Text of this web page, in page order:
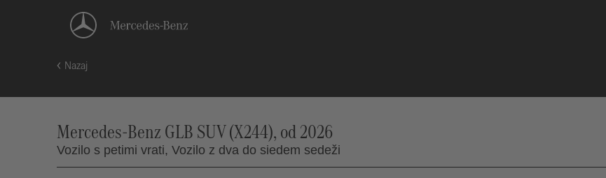
Nazaj
Mercedes-Benz GLB SUV (X244), od 2026
Vozilo s petimi vrati, Vozilo z dva do siedem sedeži